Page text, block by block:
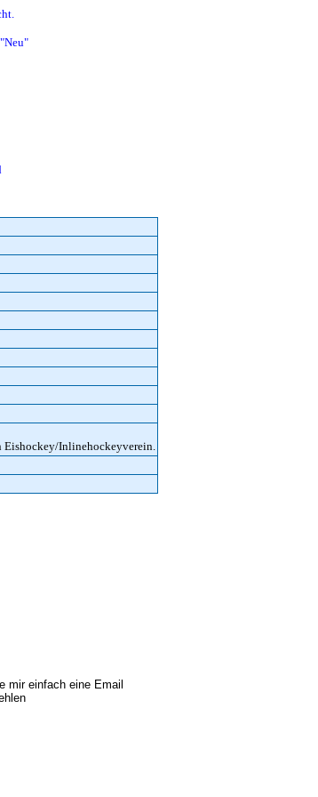
Eishockey/Inlinehockeyverein.
mir einfach eine Email